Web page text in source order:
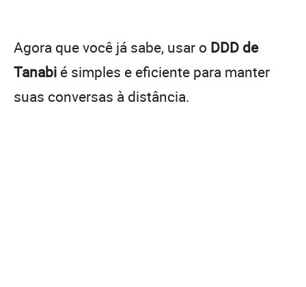
Agora que você já sabe, usar o DDD de
Tanabi é simples e eficiente para manter
suas conversas à distância.